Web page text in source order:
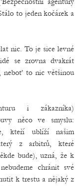
to jeden kočárek a
nic. To je sice levné
se zrovna dvakrát
neboť to nic většinou
i zákazníka)
něco ve smyslu:
kteří ublíží našim
z arbitrů, které
bude), uzná, že k
chránit své
k trestu a nějaký z